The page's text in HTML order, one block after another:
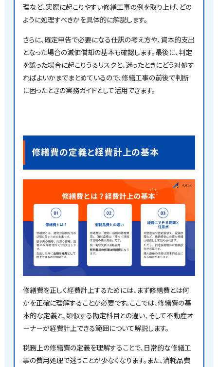
理など、実際に起こりやすい修繕工事の例を取り上げ、どの
ように処理すべきかを具体的に解説します。
さらに、確定申告で必要になる仕訳の考え方や、資本的支出
となった場合の減価償却の基本も確認します。最後に、判定
を誤った場合に起こりうるリスクと、迷ったときにどう対処す
ればよいかまでまとめているので、修繕工事の前後で判断
に困ったときの実務ガイドとして活用できます。
修繕費の定義と経費計上の基本
修繕費を正しく経費計上するためには、まず修繕費とは何
かを正確に理解することが必要です。ここでは、修繕費の基
本的な定義と、類似する勘定科目との違い、そして不動産オ
ーナーが経費計上できる範囲について解説します。
税務上の修繕費の定義を理解することで、日常的な修繕工
事の費用処理で迷うことが少なくなります。また、消耗品費